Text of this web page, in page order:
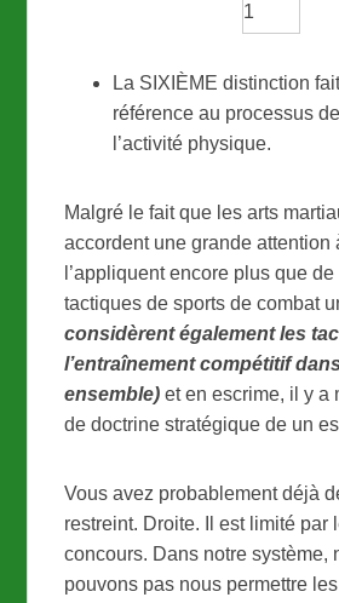
La SIXIÈME distinction
référence au processus
l’activité physique.
Malgré le fait que les arts
accordent une grande attention
l’appliquent encore plus que
tactiques de sports de combat
considèrent également les
l’entraînement compétitif
ensemble) et en escrime, il y a
de doctrine stratégique de un
Vous avez probablement déjà
restreint. Droite. Il est limité par
concours. Dans notre système,
pouvons pas nous permettre